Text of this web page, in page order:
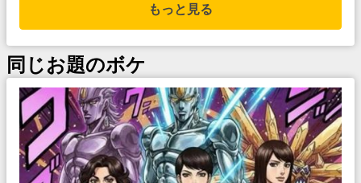
もっと見る
同じお題のボケ